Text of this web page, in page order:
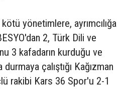
yönetimlere, ayrımcılığa
2, Türk Dili ve
3 kafadarın kurduğu ve
çalıştığı Kağızman
rakibi Kars 36 Spor'u 2-1